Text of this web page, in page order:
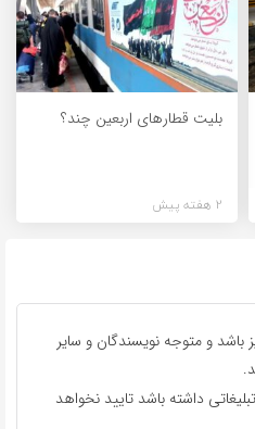
بلیت قطارهای اربعین چند؟
2 هفته پیش
و متوجه نویسندگان و سایر
داشته باشد تایید نخواهد